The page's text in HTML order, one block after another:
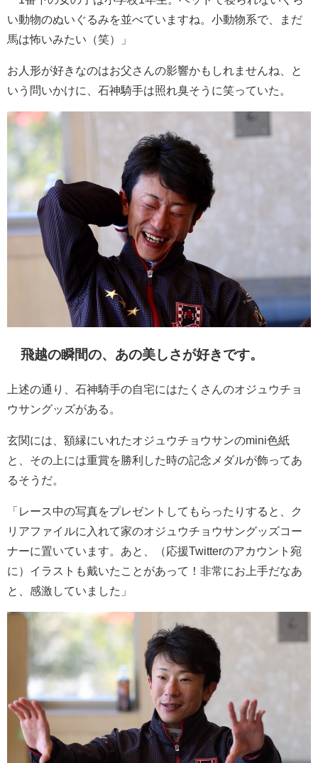
い動物のぬいぐるみを並べていますね。小動物系で、まだ
馬は怖いみたい（笑）」
お人形が好きなのはお父さんの影響かもしれませんね、と
いう問いかけに、石神騎手は照れ臭そうに笑っていた。
飛越の瞬間の、あの美しさが好きです。
上述の通り、石神騎手の自宅にはたくさんのオジュウチョ
ウサングッズがある。
玄関には、額縁にいれたオジュウチョウサンのmini色紙
と、その上には重賞を勝利した時の記念メダルが飾ってあ
るそうだ。
「レース中の写真をプレゼントしてもらったりすると、ク
リアファイルに入れて家のオジュウチョウサングッズコー
ナーに置いています。あと、（応援Twitterのアカウント宛
に）イラストも戴いたことがあって！非常にお上手だなあ
と、感激していました」